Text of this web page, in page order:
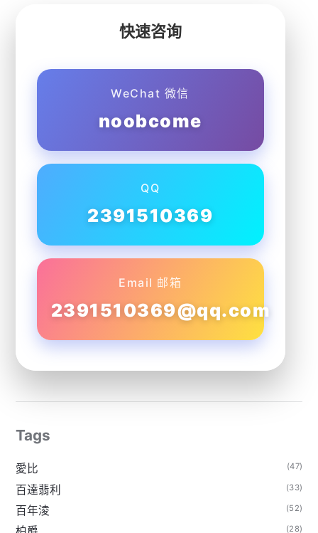
快速咨询
WeChat 微信
noobcome
QQ
2391510369
Email 邮箱
2391510369@qq.com
Tags
愛比 (47)
百達翡利 (33)
百年淩 (52)
(28)